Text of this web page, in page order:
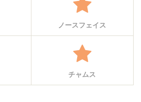
ノースフェイス
チャムス